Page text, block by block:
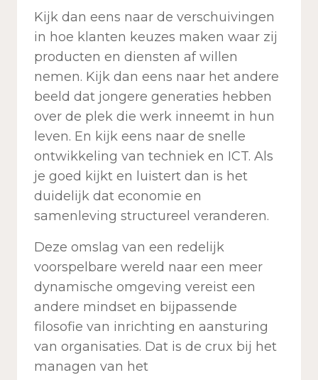
Kijk dan eens naar de verschuivingen
in hoe klanten keuzes maken waar zij
producten en diensten af willen
nemen. Kijk dan eens naar het andere
beeld dat jongere generaties hebben
over de plek die werk inneemt in hun
leven. En kijk eens naar de snelle
ontwikkeling van techniek en ICT. Als
je goed kijkt en luistert dan is het
duidelijk dat economie en
samenleving structureel veranderen.
Deze omslag van een redelijk
voorspelbare wereld naar een meer
dynamische omgeving vereist een
andere mindset en bijpassende
filosofie van inrichting en aansturing
van organisaties. Dat is de crux bij het
managen van het